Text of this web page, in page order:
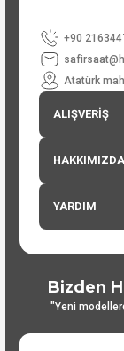
+90
Atatürk
ALIŞVERİŞ
HAKKIMIZDA
YARDIM
Bizden
"Yeni